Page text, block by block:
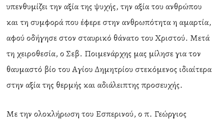
υπενθυμίζει την αξία της ψυχής, την αξία του ανθρώπου
και τη συμφορά που έφερε στην ανθρωπότητα η αμαρτία,
αφού οδήγησε στον σταυρικό θάνατο του Χριστού. Μετά
τη χειροθεσία, ο Σεβ. Ποιμενάρχης μας μίλησε για τον
θαυμαστό βίο του Αγίου Δημητρίου στεκόμενος ιδιαίτερα
στην αξία της θερμής και αδιάλειπτης προσευχής.
Με την ολοκλήρωση του Εσπερινού, ο π. Γεώργιος